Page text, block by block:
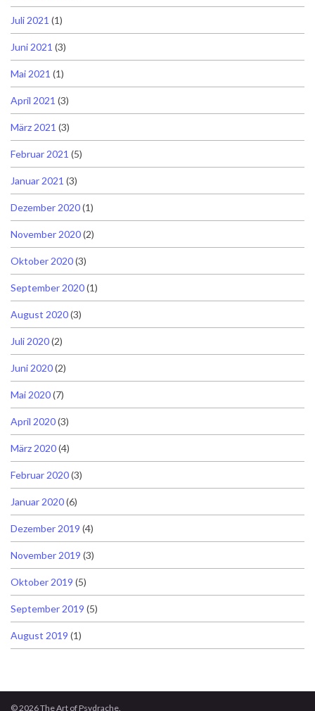
Juli 2021 (1)
Juni 2021 (3)
Mai 2021 (1)
April 2021 (3)
März 2021 (3)
Februar 2021 (5)
Januar 2021 (3)
Dezember 2020(1)
November 2020(2)
Oktober 2020(3)
September 2020(1)
August 2020(3)
Juli 2020(2)
Juni 2020(2)
Mai 2020(7)
April 2020(3)
März 2020(4)
Februar 2020(3)
Januar 2020(6)
Dezember 2019 (4)
November 2019 (3)
Oktober 2019 (5)
September 2019 (5)
August 2019 (1)
© 2026 The Art of Psydrache.